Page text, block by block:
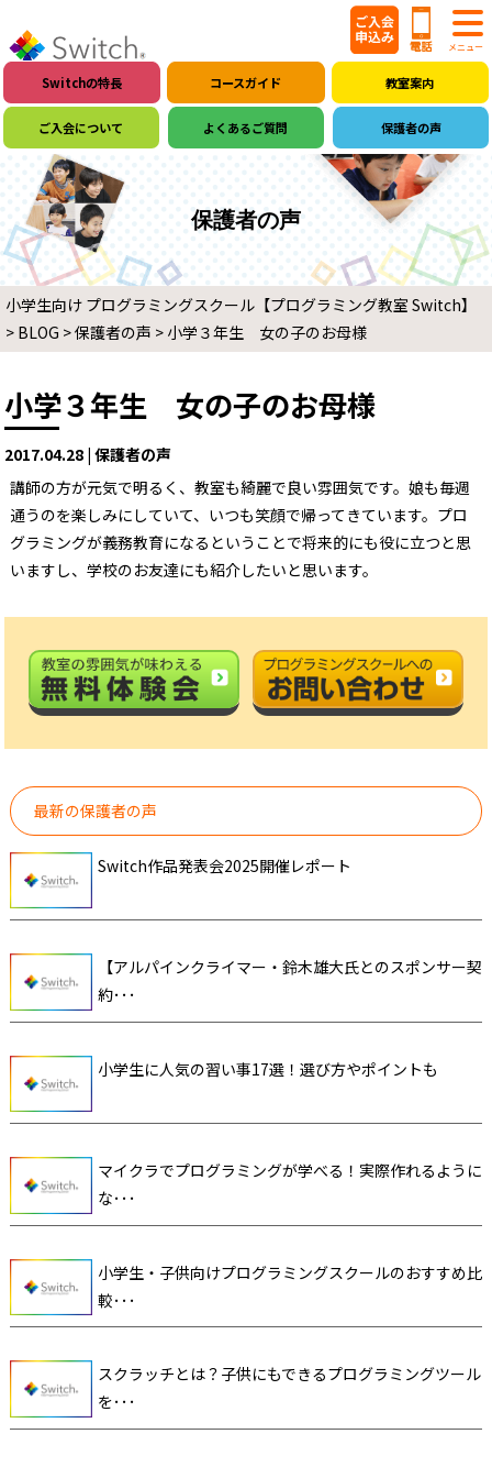
Switchの特長 コースガイド 教室案内
ご入会について よくあるご質問 保護者の声
保護者の声
小学生向け プログラミングスクール【プログラミング教室 Switch】
> BLOG >保護者の声 > 小学３年生 女の子のお母様
小学３年生 女の子のお母様
2017.04.28 | 保護者の声
講師の方が元気で明るく、教室も綺麗で良い雰囲気です。娘も毎週
通うのを楽しみにしていて、いつも笑顔で帰ってきています。プロ
グラミングが義務教育になるということで将来的にも役に立つと思
いますし、学校のお友達にも紹介したいと思います。
最新の保護者の声
Switch作品発表会2025開催レポート
【アルパインクライマー・鈴木雄大氏とのスポンサー契
約･･･
小学生に人気の習い事17選！選び方やポイントも
マイクラでプログラミングが学べる！実際作れるように
な･･･
小学生・子供向けプログラミングスクールのおすすめ比
較･･･
スクラッチとは？子供にもできるプログラミングツール
を･･･